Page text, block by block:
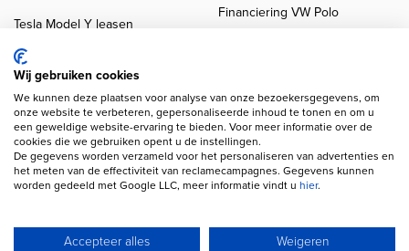
Tesla Model Y leasen
VW ID.4 leasen
Financiering VW Polo
Copyright navigation
Klanten beoordelingen
Autobedrijven
Wij gebruiken cookies
We kunnen deze plaatsen voor analyse van onze bezoekersgegevens, om
onze website te verbeteren, gepersonaliseerde inhoud te tonen en om u
een geweldige website-ervaring te bieden. Voor meer informatie over de
cookies die we gebruiken opent u de instellingen.
De gegevens worden verzameld voor het personaliseren van advertenties en
het meten van de effectiviteit van reclamecampagnes. Gegevens kunnen
worden gedeeld met Google LLC, meer informatie vindt u hier.
Accepteer alles Weigeren